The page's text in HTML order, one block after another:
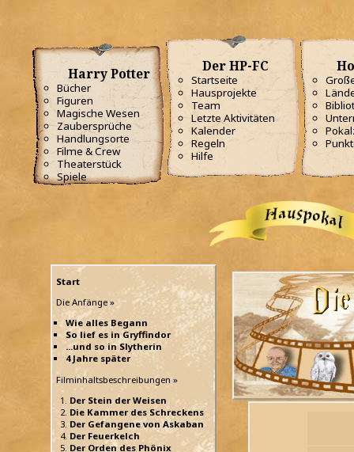
Harry Potter
Bücher
Figuren
Magische Wesen
Zaubersprüche
Handlungsorte
Filme & Crew
Theaterstück
Spiele
Der HP-FC
Startseite
Hausprojekte
Team
Letzte Aktivitäten
Kalender
Regeln
Hilfe
Start
Die Anfänge »
Wie alles Begann
So lief es in Gryffindor
...und so in Slytherin
4 Jahre später
Filminhaltsbeschreibungen »
Der Stein der Weisen
Die Kammer des Schreckens
Der Gefangene von Askaban
Der Feuerkelch
Der Orden des Phönix